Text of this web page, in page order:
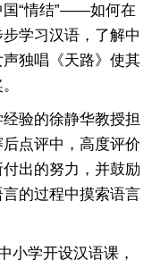
国“情结”——如何在
学习汉语，了解中
独唱《天路》使其
验的徐静华教授担
点评中，高度评价
出的努力，并鼓励
的过程中摸索语言
学开设汉语课，